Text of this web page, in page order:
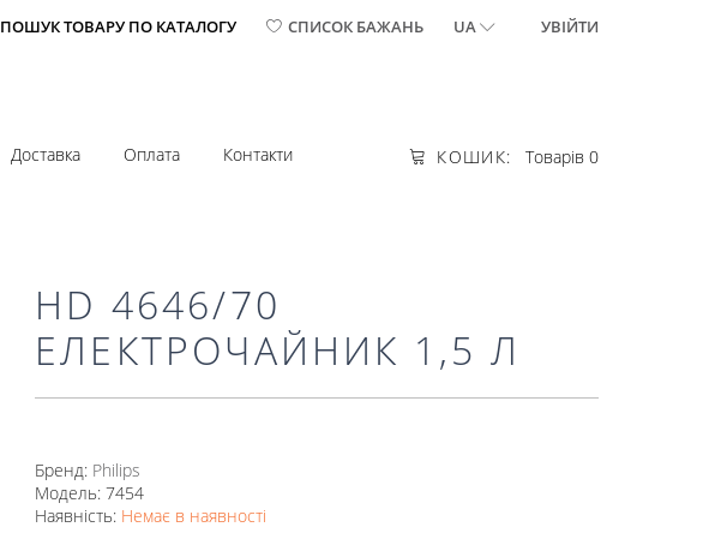
ПОШУК ТОВАРУ ПО КАТАЛОГУ СПИСОК БАЖАНЬ UA УВІЙТИ
КОШИК: Товарів 0
Доставка Оплата Контакти
HD 4646/70
ЕЛЕКТРОЧАЙНИК 1,5 Л
Бренд: Philips
Модель: 7454
Наявність: Немає в наявності